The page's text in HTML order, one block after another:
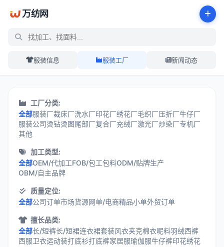
万纺网
服装信息 服装工厂 新闻动态
服装工厂展示中心 - 万纺网
工厂分类:
全部服装厂裁床厂洗水厂印花厂绣花厂毛织厂压折厂牛仔厂
服装公司烫钻烫图尾部厂复合厂充绒厂激光厂炒染厂专机厂
其他
加工类型:
全部OEM/代加工FOB/包工包料ODM/贴牌生产
OBM/自主品牌
质量定位:
全部公司订单市场货源网单/电商精品小单外贸订单
擅长品类:
全部长/短裤长/短裙连衣裙套装风衣夹克棉衣呢料羽绒西裤
西服卫衣运动装打底衫打底裤家居服瑜伽服牛仔裤印花绣花